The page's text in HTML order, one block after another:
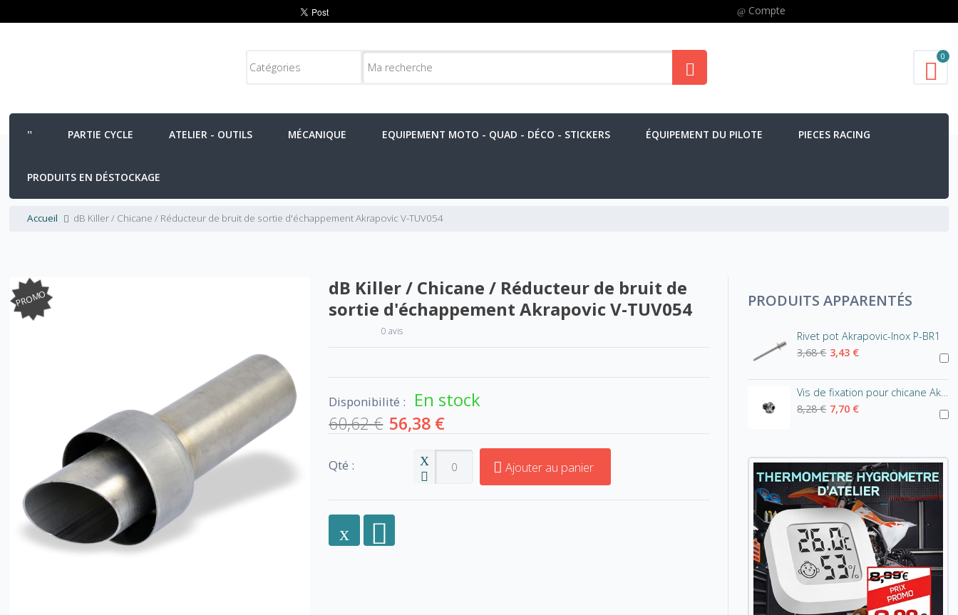
Compte
0
PARTIE CYCLE ATELIER - OUTILS MÉCANIQUE EQUIPEMENT MOTO - QUAD - DÉCO - STICKERS ÉQUIPEMENT DU PILOTE PIECES RACING
PRODUITS EN DÉSTOCKAGE
Accueil dB Killer / Chicane / Réducteur de bruit de sortie d'échappement Akrapovic V-TUV054
PROMO
dB Killer / Chicane / Réducteur de bruit de
sortie d'échappement Akrapovic V-TUV054
0 avis
Disponibilité : En stock
60,62 € 56,38 €
Qté : Ajouter au panier
PRODUITS APPARENTÉS
Rivet pot Akrapovic-Inox P-BR1
3,68 € 3,43 €
Vis de fixation pour chicane Akrapovic - tête hexagonale
8,28 € 7,70 €